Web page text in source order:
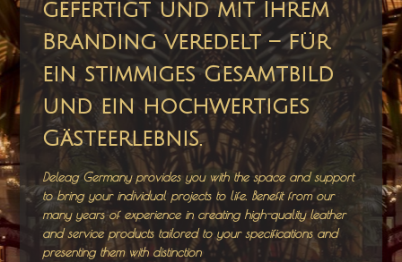
gefertigt und mit Ihrem
Branding veredelt – für
ein stimmiges Gesamtbild
und ein hochwertiges
Gästeerlebnis.
Deleag Germany provides you with the space and support
to bring your individual projects to life. Benefit from our
many years of experience in creating high-quality leather
and service products tailored to your specifications and
presenting them with distinction